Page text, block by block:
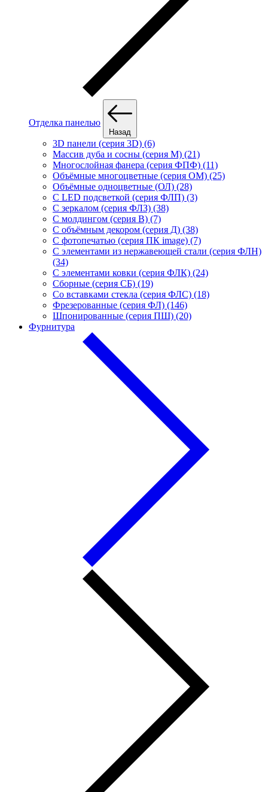
Отделка панелью
Назад
3D панели (серия 3D) (6)
Массив дуба и сосны (серия М) (21)
Многослойная фанера (серия ФПФ) (11)
Объёмные многоцветные (серия ОМ) (25)
Объёмные одноцветные (ОЛ) (28)
С LED подсветкой (серия ФЛП) (3)
С зеркалом (серия ФЛЗ) (38)
С молдингом (серия В) (7)
С объёмным декором (серия Д) (38)
С фотопечатью (серия ПК image) (7)
С элементами из нержавеющей стали (серия ФЛН)
(34)
С элементами ковки (серия ФЛК) (24)
Сборные (серия СБ) (19)
Со вставками стекла (серия ФЛС) (18)
Фрезерованные (серия ФЛ) (146)
Шпонированные (серия ПШ) (20)
Фурнитура